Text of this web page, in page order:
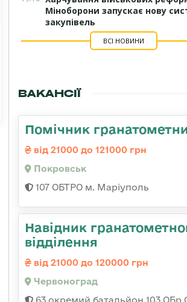
Міноборони запускає нову
закупівель
ВСІ НОВИНИ
ВАКАНСІЇ
Помічник
від 21000 до 121000 грн
Покровськ
107 ОБТРО м. Маріуполь
Навідник
відділення
від 21000 до 120000 грн
Червоноград
63 окремий батальйон 103 ОБр